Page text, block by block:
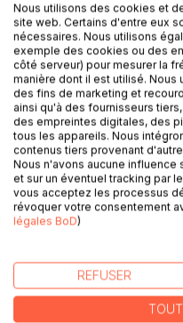
DESCRIPTION
" Quel drôle de pays, pas
s'écria Tartarin. Bompard
D'abord, il n'y en pas, de
est, vé ! monsieur
ouvert de juin en
l'on vient se distraire des
millions de milliasses, qui
Londres. Il en fallait, de
affermer, peigner et
forêts, montagnes et
Nous utilisons des cookies et
site web. Certains d'entre eux
nécessaires. Nous utilisons
exemple des cookies ou des
côté serveur) pour mesurer la
manière dont il est utilisé.
des fins de marketing et
ainsi qu'à des fournisseurs
des empreintes digitales, des
tous les appareils. Nous
contenus tiers provenant
Nous n'avons aucune influence
et sur un éventuel tracking par
vous acceptez les processus
révoquer votre consentement
légales BoD)
REFUSER